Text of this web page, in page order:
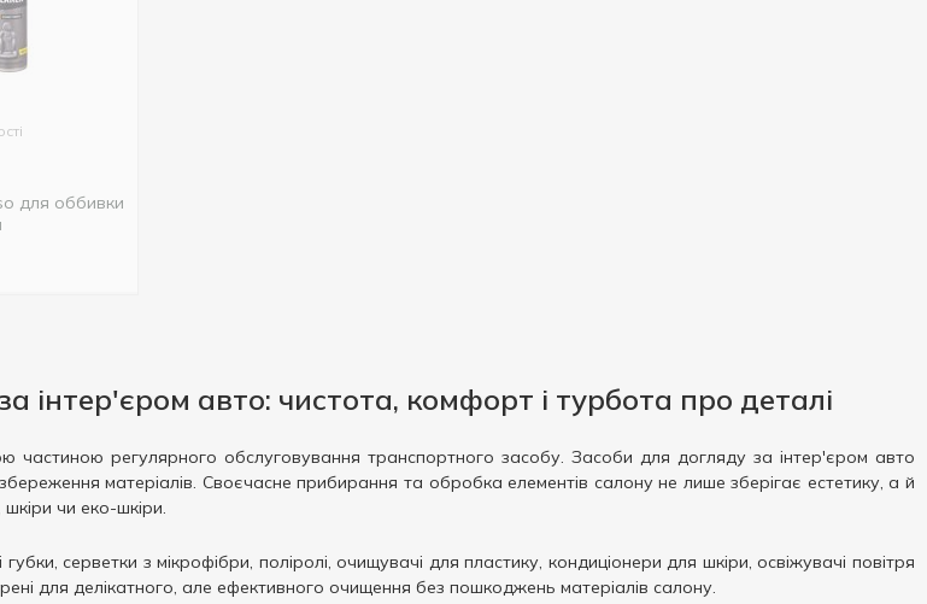
для оббивки
інтер'єром авто: чистота, комфорт і турбота про деталі
частиною регулярного обслуговування транспортного засобу. Засоби для догляду за інтер'єром авто
матеріалів. Своєчасне прибирання та обробка елементів салону не лише зберігає естетику, а й
чи еко-шкіри.
серветки з мікрофібри, поліролі, очищувачі для пластику, кондиціонери для шкіри, освіжувачі повітря
для делікатного, але ефективного очищення без пошкоджень матеріалів салону.